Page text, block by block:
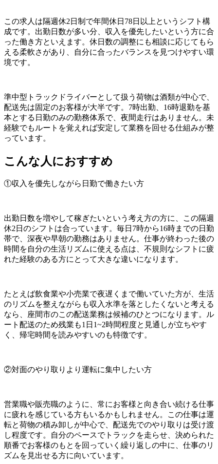
この求人は隔週休2日制で年間休日78日以上というシフト構
成です。出勤日数が多い分、収入を優先したいという方に合
った働き方といえます。休日数の調整にも相談に応じてもら
える柔軟さがあり、自分に合ったバランスを見つけやすい環
境です。
準中型トラックドライバーとして扱う荷物は酒類が中心で、
配送先は固定のお客様が大半です。7時出勤、16時退勤を基
本とする日勤のみの勤務体系で、夜間走行はありません。未
経験でもルートを覚えれば安定して業務を回せる仕組みが整
っています。
こんな人におすすめ
①収入を優先しながら日勤で働きたい方
出勤日数を増やして稼ぎたいという考え方の方に、この隔週
休2日のシフトは合っています。毎日7時から16時までの日勤
帯で、深夜や早朝の勤務はありません。仕事が終わった後の
時間を自分の生活リズムに使える点は、不規則なシフトに疲
れた経験のある方にとって大きな違いになります。
たとえば飲食業や小売業で夜遅くまで働いていた方が、生活
のリズムを整えながらも収入水準を落としたくないと考える
なら、座間市のこの配送業務は候補のひとつになります。ル
ート配送のため残業も1日1~2時間程度と見通しが立ちやす
く、帰宅時間を読みやすいのも特徴です。
②対面のやり取りより運転に集中したい方
営業職や販売職のように、常にお客様と向き合い続ける仕事
に疲れを感じている方もいるかもしれません。この仕事は運
転と荷物の積み卸しが中心で、配送先でのやり取りは受け渡
し程度です。自分のペースでトラックを走らせ、決められた
順番でお客様のもとを回っていく繰り返しの中に、仕事のリ
ズムを見出せる方に向いています。